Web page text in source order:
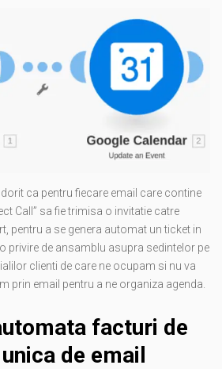
ca pentru fiecare email care contine
Call” sa fie trimisa o invitatie catre
pentru a se genera automat un ticket in
o privire de ansamblu asupra sedintelor pe
clienti de care ne ocupam si nu va
prin email pentru a ne organiza agenda.
facturi de
de email